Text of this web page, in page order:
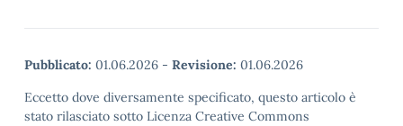
Pubblicato: 01.06.2026 - Revisione: 01.06.2026
Eccetto dove diversamente specificato, questo articolo è
stato rilasciato sotto Licenza Creative Commons